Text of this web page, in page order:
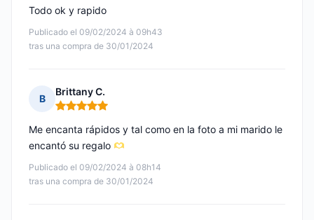
Publicado el 09/02/2024 à 09h43
tras una compra de 30/01/2024
Todo ok y rapido
B
Brittany C.
Nota: 5 de 5
Publicado el 09/02/2024 à 08h14
tras una compra de 30/01/2024
Me encanta rápidos y tal como en la foto a mi marido le
encantó su regalo